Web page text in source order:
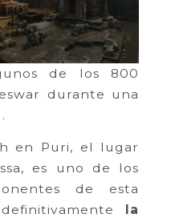
de los 800
durante una
en Puri, el lugar
es uno de los
de esta
la